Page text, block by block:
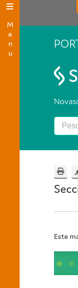
Menu
Este